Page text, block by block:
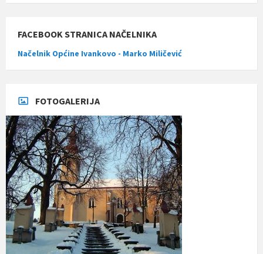
FACEBOOK STRANICA NAČELNIKA
Načelnik Općine Ivankovo - Marko Miličević
FOTOGALERIJA